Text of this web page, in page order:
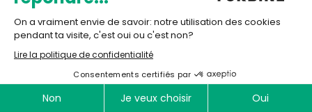
Les rencontres profond?ment personnelles
qu?elle a faites sur son parcours musical
oeuvres.